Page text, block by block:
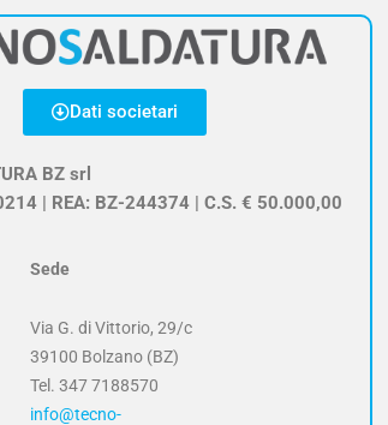
Dati societari
BZ srl
| REA: BZ-244374 | C.S. € 50.000,00
Sede
Via G. di Vittorio, 29/c
39100 Bolzano (BZ)
Tel.347 7188570
info@tecno-